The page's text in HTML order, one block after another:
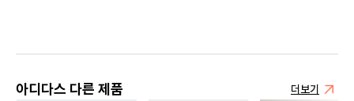
아디다스 다른 제품 더보기